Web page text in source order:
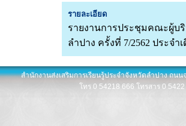
รายละเอียด
รายงานการประชุมคณะผู้บ
ลำปาง ครั้งที่ 7/2562 ประจำ
สำนักงานส่งเสริมการเรียนรู้ประจำจังหวัดลำปาง ถน
โทร 0 54218 666 โทรสาร 0